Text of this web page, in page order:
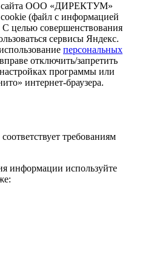
ООО «ДИРЕКТУМ»
(файл с информацией
целью совершенствования
сервисы Яндекс.
персональных
отключить/запретить
программы или
интернет-браузера.
требованиям
информации используйте